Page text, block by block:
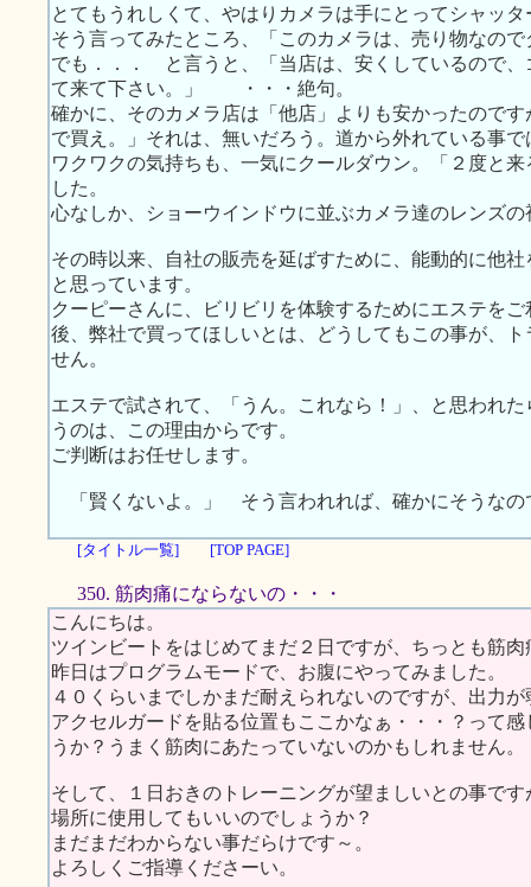
とてもうれしくて、やはりカメラは手にとってシャッ
そう言ってみたところ、「このカメラは、売り物なので
でも．．． と言うと、「当店は、安くしているので
て来て下さい。」 ・・・絶句。
確かに、そのカメラ店は「他店」よりも安かったので
で買え。」それは、無いだろう。道から外れている事で
ワクワクの気持ちも、一気にクールダウン。「２度と
した。
心なしか、ショーウインドウに並ぶカメラ達のレンズ
その時以来、自社の販売を延ばすために、能動的に他
と思っています。
クーピーさんに、ビリビリを体験するためにエステを
後、弊社で買ってほしいとは、どうしてもこの事が、
せん。
エステで試されて、「うん。これなら！」、と思われ
うのは、この理由からです。
ご判断はお任せします。
「賢くないよ。」 そう言われれば、確かにそうなの
[タイトル一覧] [TOP PAGE]
350. 筋肉痛にならないの・・・
こんにちは。
ツインビートをはじめてまだ２日ですが、ちっとも筋
昨日はプログラムモードで、お腹にやってみました。
４０くらいまでしかまだ耐えられないのですが、出力
アクセルガードを貼る位置もここかなぁ・・・？って
うか？うまく筋肉にあたっていないのかもしれません。
そして、１日おきのトレーニングが望ましいとの事で
場所に使用してもいいのでしょうか？
まだまだわからない事だらけです～。
よろしくご指導くださーい。